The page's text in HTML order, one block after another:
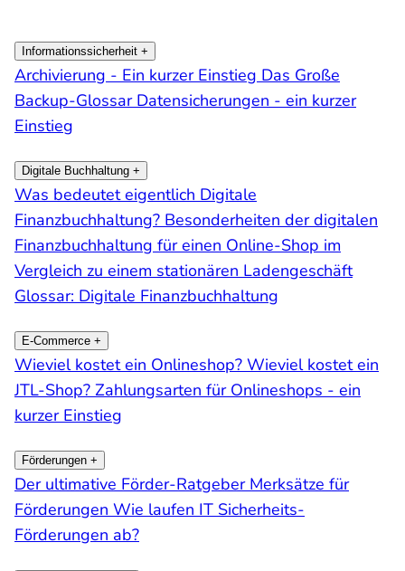
Informationssicherheit +
Archivierung - Ein kurzer Einstieg Das Große
Backup-Glossar Datensicherungen - ein kurzer
Einstieg
Digitale Buchhaltung +
Was bedeutet eigentlich Digitale
Finanzbuchhaltung? Besonderheiten der digitalen
Finanzbuchhaltung für einen Online-Shop im
Vergleich zu einem stationären Ladengeschäft
Glossar: Digitale Finanzbuchhaltung
E-Commerce +
Wieviel kostet ein Onlineshop? Wieviel kostet ein
JTL-Shop? Zahlungsarten für Onlineshops - ein
kurzer Einstieg
Förderungen +
Der ultimative Förder-Ratgeber Merksätze für
Förderungen Wie laufen IT Sicherheits-
Förderungen ab?